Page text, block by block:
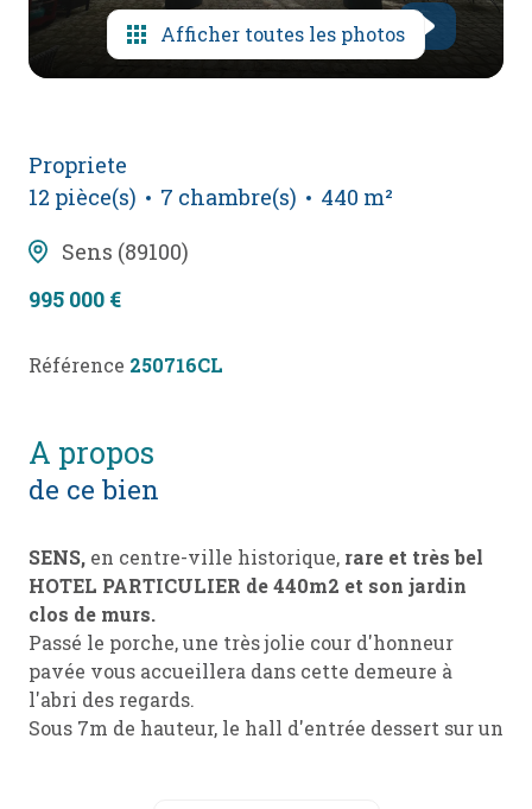
Afficher toutes les photos
Propriete
12 pièce(s)
7 chambre(s)
440 m²
Sens (89100)
995 000 €
Référence 250716CL
a propos
de ce bien
SENS, en centre-ville historique, rare et très bel
HOTEL PARTICULIER de 440m2 et son jardin
clos de murs.
Passé le porche, une très jolie cour d'honneur
pavée vous accueillera dans cette demeure à
l'abri des regards.
Sous 7m de hauteur, le hall d'entrée dessert sur un